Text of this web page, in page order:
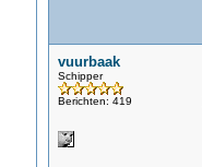
vuurbaak
Schipper
Berichten: 419